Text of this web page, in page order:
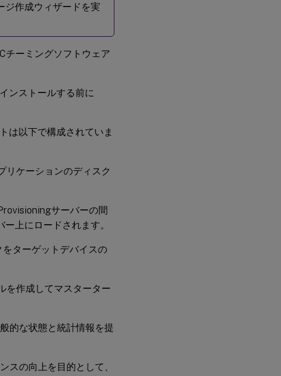
ジ作成ウィザードを実
チーミングソフトウェア
ンストールする前に
は以下で構成されていま
リケーションのディスク
サーバーの間
上にロードされます。
をターゲットデバイスの
を作成してマスターター
的な状態と統計情報を提
スの向上を目的として、